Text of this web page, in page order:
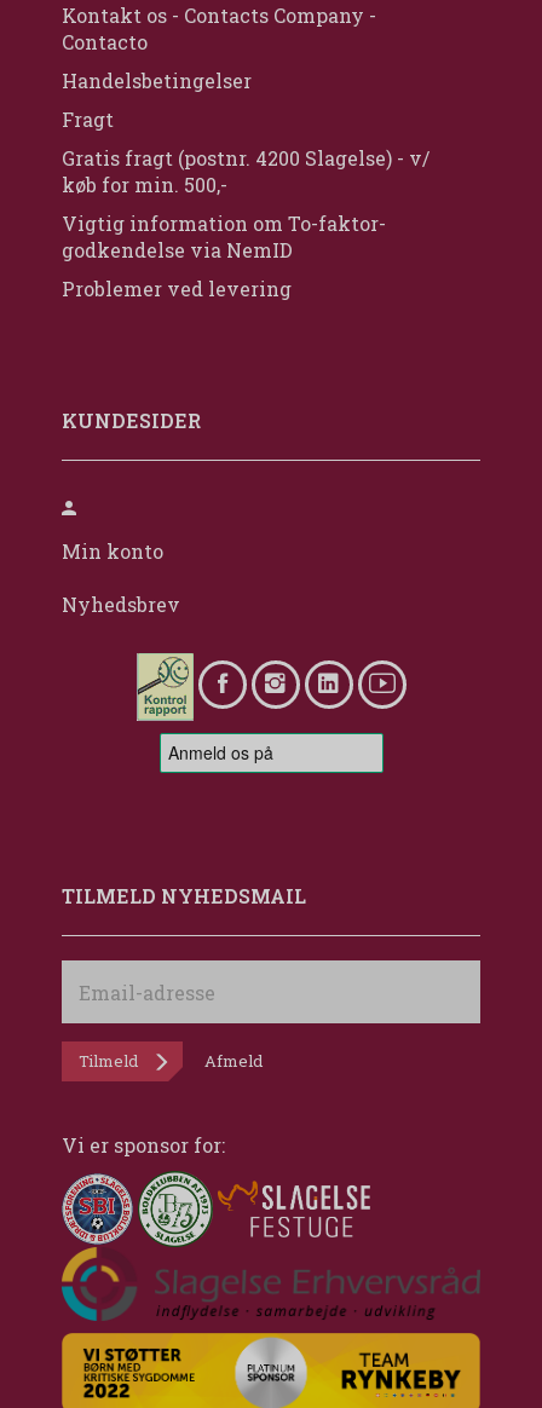
Kontakt os - Contacts Company -
Contacto
Handelsbetingelser
Fragt
Gratis fragt (postnr. 4200 Slagelse) - v/
køb for min. 500,-
Vigtig information om To-faktor-
godkendelse via NemID
Problemer ved levering
KUNDESIDER
Min konto
Nyhedsbrev
TILMELD NYHEDSMAIL
adresse
Tilmeld Afmeld
Vi er sponsor for: